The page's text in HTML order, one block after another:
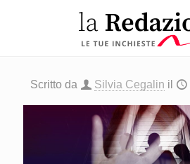
Scritto da Silvia Cegalin il